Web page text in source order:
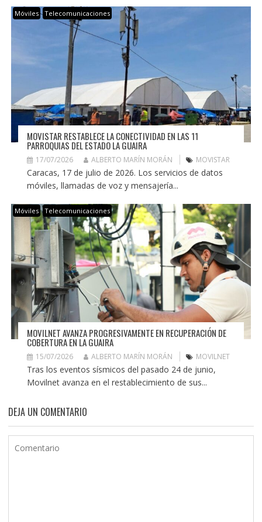
Móviles Telecomunicaciones
MOVISTAR RESTABLECE LA CONECTIVIDAD EN LAS 11
PARROQUIAS DEL ESTADO LA GUAIRA
17/07/2026 ALBERTO MARÍN MORÁN MOVISTAR
Caracas, 17 de julio de 2026. Los servicios de datos
móviles, llamadas de voz y mensajería...
Móviles Telecomunicaciones
MOVILNET AVANZA PROGRESIVAMENTE EN RECUPERACIÓN DE
COBERTURA EN LA GUAIRA
15/07/2026 ALBERTO MARÍN MORÁN MOVILNET
Tras los eventos sísmicos del pasado 24 de junio,
Movilnet avanza en el restablecimiento de sus...
DEJA UN COMENTARIO